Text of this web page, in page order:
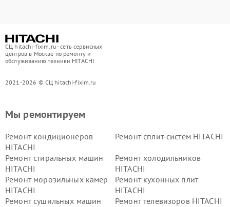
СЦ hitachi-fixim.ru - сеть сервисных
центров в Москве по ремонту и
обслуживанию техники HITACHI
2021-2026 © СЦ hitachi-fixim.ru
Мы ремонтируем
Ремонт кондиционеров
HITACHI
Ремонт сплит-систем HITACHI
Ремонт стиральных машин
HITACHI
Ремонт холодильников
HITACHI
Ремонт морозильных камер
HITACHI
Ремонт кухонных плит
HITACHI
Ремонт сушильных машин
Ремонт телевизоров HITACHI